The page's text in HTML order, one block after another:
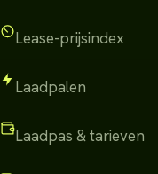
Lease-prijsindex
Laadpalen
Laadpas & tarieven